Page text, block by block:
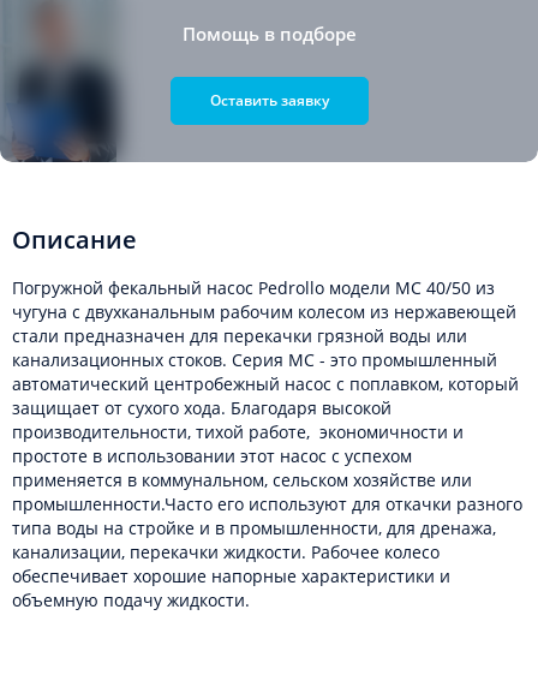
Помощь в подборе
Оставить заявку
Описание
Погружной фекальный насос Pedrollo модели MC 40/50 из
чугуна с двухканальным рабочим колесом из нержавеющей
стали предназначен для перекачки грязной воды или
канализационных стоков. Серия MC - это промышленный
автоматический центробежный насос с поплавком, который
защищает от сухого хода. Благодаря высокой
производительности, тихой работе, экономичности и
простоте в использовании этот насос с успехом
применяется в коммунальном, сельском хозяйстве или
промышленности.Часто его используют для откачки разного
типа воды на стройке и в промышленности, для дренажа,
канализации, перекачки жидкости. Рабочее колесо
обеспечивает хорошие напорные характеристики и
объемную подачу жидкости.